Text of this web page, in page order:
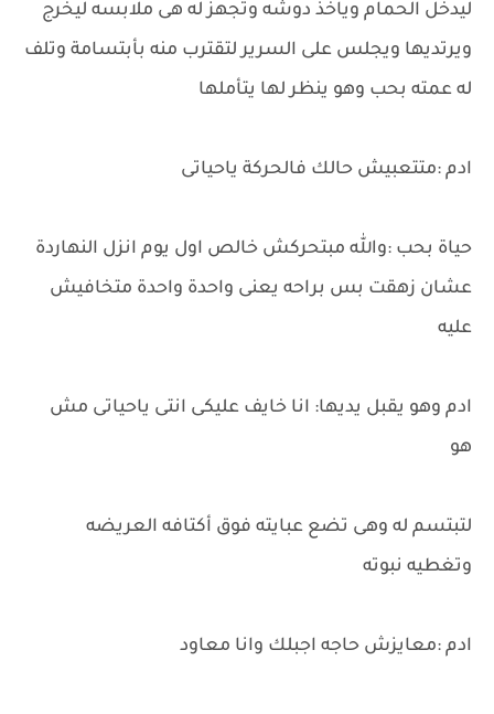
ليدخل الحمام وياخذ دوشه وتجهز له هى ملابسه ليخرج
ويرتديها ويجلس على السرير لتقترب منه بأبتسامة وتلف
له عمته بحب وهو ينظر لها يتأملها
ادم :متتعبيش حالك فالحركة ياحياتى
حياة بحب :والله مبتحركش خالص اول يوم انزل النهاردة
عشان زهقت بس براحه يعنى واحدة واحدة متخافيش
عليه
ادم وهو يقبل يديها: انا خايف عليكى انتى ياحياتى مش
هو
لتبتسم له وهى تضع عبايته فوق أكتافه العريضه
وتغطيه نبوته
ادم :معايزش حاجه اجبلك وانا معاود